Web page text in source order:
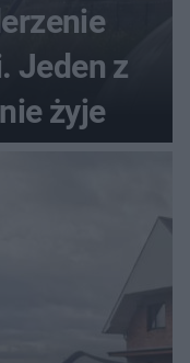
Jeden z
żyje